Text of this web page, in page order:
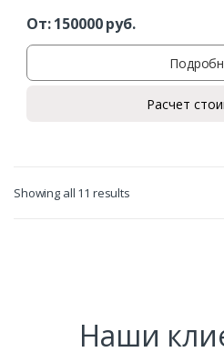
От:150000руб.
Расчет
Showing all 11 results
Наши